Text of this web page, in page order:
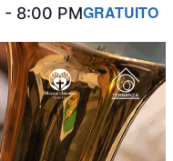
- 8:00 PMGRATUITO